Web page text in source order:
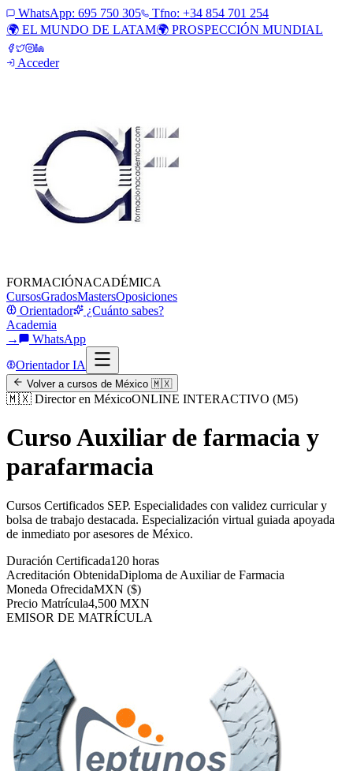
WhatsApp: 695 750 305
Tfno: +34 854 701 254
🌍 EL MUNDO DE LATAM🌍 PROSPECCIÓN MUNDIAL
Acceder
FORMACIÓNACADÉMICA
CursosGradosMastersOposiciones
Orientador
¿Cuánto sabes?
Academia
→
WhatsApp
Orientador IA
Volver a cursos de México 🇲🇽
🇲🇽 Director en MéxicoONLINE INTERACTIVO (M5)
Curso Auxiliar de farmacia y
parafarmacia
Cursos Certificados SEP. Especialidades con validez curricular y
bolsa de trabajo destacada. Especialización virtual guiada apoyada
de inmediato por asesores de México.
Duración Certificada120 horas
Acreditación ObtenidaDiploma de Auxiliar de Farmacia
Moneda OfrecidaMXN ($)
Precio Matrícula4,500 MXN
EMISOR DE MATRÍCULA